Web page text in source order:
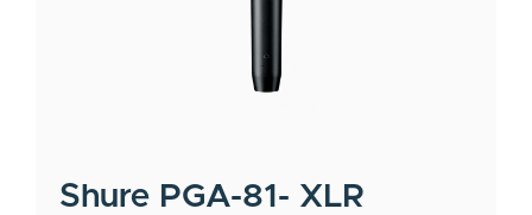
Shure PGA-81- XLR